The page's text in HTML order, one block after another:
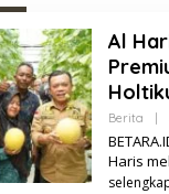
Al
Berita
Haris